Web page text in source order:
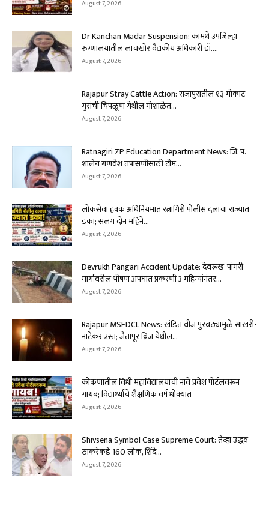
August 7, 2026
Dr Kanchan Madar Suspension: कामथे उपजिल्हा
रुग्णालयातील लाचखोर वैद्यकीय अधिकारी डॉ....
August 7, 2026
Rajapur Stray Cattle Action: राजापुरातील १३ मोकाट
गुरांची चिपळूण येथील गोशाळेत...
August 7, 2026
Ratnagiri ZP Education Department News: जि. प.
शालेय गणवेश तपासणीसाठी टीम...
August 7, 2026
लोकसेवा हक्क अधिनियमात रत्नागिरी पोलीस दलाचा राज्यात
डंका; सलग दोन महिने...
August 7, 2026
Devrukh Pangari Accident Update: देवरूख-पांगरी
मार्गावरील भीषण अपघात प्रकरणी 3 महिन्यांनंतर...
August 7, 2026
Rajapur MSEDCL News: खंडित वीज पुरवठ्यामुळे साखरी-
नाटेकर त्रस्त; जैतापूर ब्रिज येथील...
August 7, 2026
कोकणातील विधी महाविद्यालयांची नावे प्रवेश पोर्टलवरून
गायब; विद्यार्थ्यांचे शैक्षणिक वर्ष धोक्यात
August 7, 2026
Shivsena Symbol Case Supreme Court: तेव्हा उद्धव
ठाकरेंकडे 160 लोक, शिंदे...
August 7, 2026